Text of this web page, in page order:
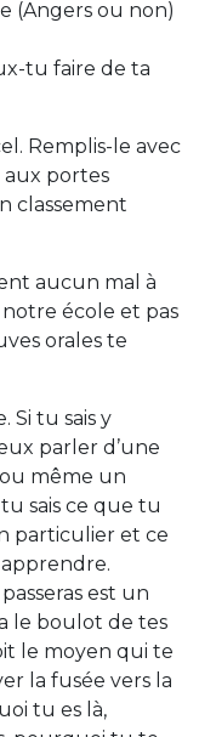
(Angers ou non)
tu faire de ta
Remplis-le avec
aux portes
classement
aucun mal à
école et pas
orales te
Si tu sais y
parler d’une
même un
sais ce que tu
particulier et ce
est un
le boulot de tes
le moyen qui te
la fusée vers la
tu es là,